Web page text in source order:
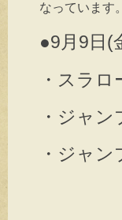
なっています。
●9月9日
・スラ
・ジャ
・ジャ